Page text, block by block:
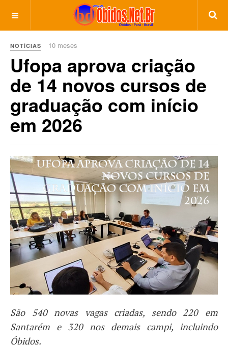
NOTÍCIAS 10 meses
Ufopa aprova criação
de 14 novos cursos de
graduação com início
em 2026
São 540 novas vagas criadas, sendo 220 em
Santarém e 320 nos demais campi, incluindo
Óbidos.